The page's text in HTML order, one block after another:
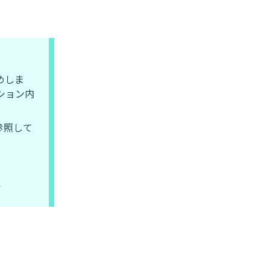
しま
ョン内
して